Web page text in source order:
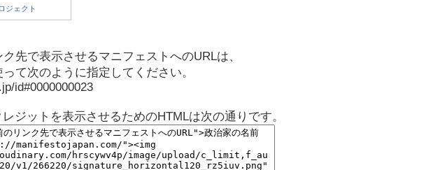
先で表示させるマニフェストへのURLは、
て次のように指定してください。
id#0000000023
ジットを表示させるためのHTMLは次の通りです。